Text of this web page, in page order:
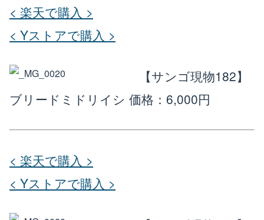
< 楽天で購入 >
< Yストアで購入 >
【サンゴ現物182】
ブリードミドリイシ 価格：6,000円
< 楽天で購入 >
< Yストアで購入 >